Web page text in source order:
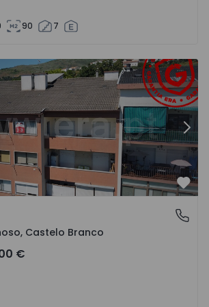
90 7
Covilhã e Canhoso - 1497806 -
Castelo Branco
Castelo Branco
€